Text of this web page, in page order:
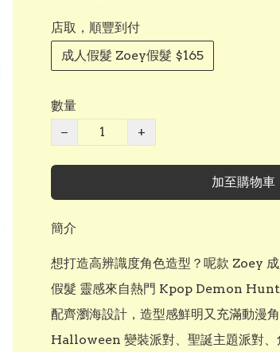
店取，順豐到付
成人假髮 Zoey假髮 $165
數量
−
+
加至購物車
簡介
想打造高辨識度角色造型？呢款 Zoey
假髮 靈感來自熱門 Kpop Demon
配齊瀏海設計，造型感鮮明又充滿動漫
Halloween 變裝派對、聖誕主題派對